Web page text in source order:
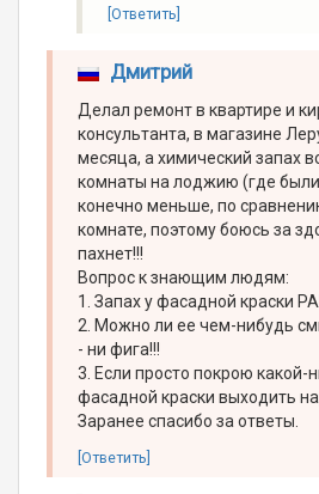
[Ответить]
Дмитрий
Делал ремонт в квартире и
консультанта, в магазине
месяца, а химический запах
комнаты на лоджию (где были
конечно меньше, по
комнате, поэтому боюсь за
пахнет!!!
Вопрос к знающим людям:
1. Запах у фасадной краски
2. Можно ли ее чем-нибудь
- ни фига!!!
3. Если просто покрою какой-
фасадной краски выходить
Заранее спасибо за ответы.
[Ответить]